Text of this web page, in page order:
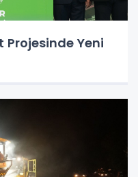
Projesinde Yeni